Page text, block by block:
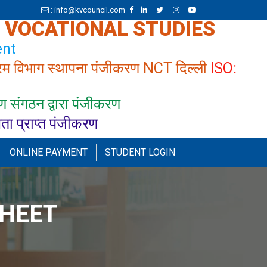
: info@kvcouncil.com
STUDIES
विभाग स्थापना पंजीकरण NCT दिल्ली ISO:
संगठन द्वारा पंजीकरण
प्राप्त पंजीकरण
ONLINE PAYMENT STUDENT LOGIN